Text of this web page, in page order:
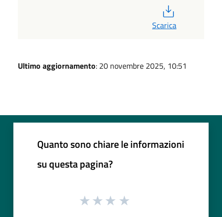
Scarica
Ultimo aggiornamento: 20 novembre 2025, 10:51
Quanto sono chiare le informazioni
su questa pagina?